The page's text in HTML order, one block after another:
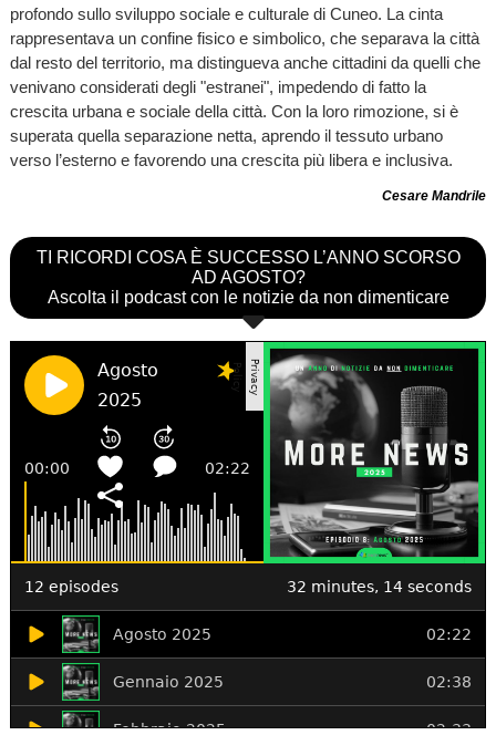
profondo sullo sviluppo sociale e culturale di Cuneo. La cinta
rappresentava un confine fisico e simbolico, che separava la città
dal resto del territorio, ma distingueva anche cittadini da quelli che
venivano considerati degli "estranei", impedendo di fatto la
crescita urbana e sociale della città. Con la loro rimozione, si è
superata quella separazione netta, aprendo il tessuto urbano
verso l’esterno e favorendo una crescita più libera e inclusiva.
Cesare Mandrile
TI RICORDI COSA È SUCCESSO L’ANNO SCORSO
AD AGOSTO?
Ascolta il podcast con le notizie da non dimenticare